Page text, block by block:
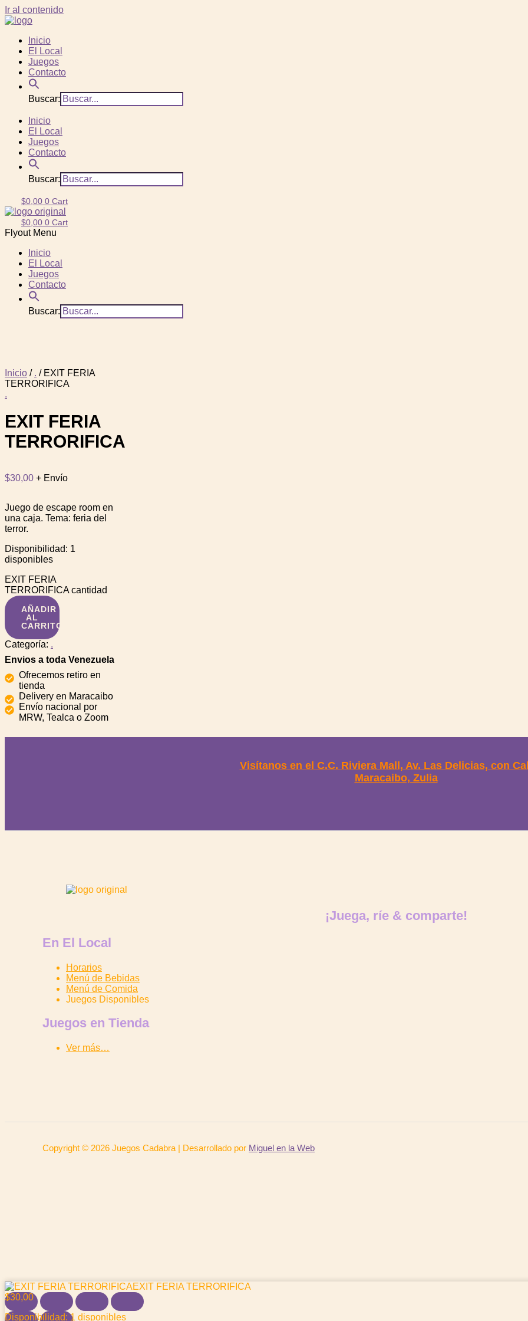
Ir al contenido
Inicio
El Local
Juegos
Contacto
Buscar:
Inicio
El Local
Juegos
Contacto
Buscar:
$0,00 0 Cart
$0,00 0 Cart
Flyout Menu
Inicio
El Local
Juegos
Contacto
Buscar:
Inicio / . / EXIT FERIA
TERRORIFICA
.
EXIT FERIA
TERRORIFICA
$30,00 + Envío
Juego de escape room en
una caja. Tema: feria del
terror.
Disponibilidad: 1
disponibles
EXIT FERIA
TERRORIFICA cantidad
AÑADIR
AL
CARRITO
Categoría: .
Envios a toda Venezuela
Ofrecemos retiro en
tienda
Delivery en Maracaibo
Envío nacional por
MRW, Tealca o Zoom
Visítanos en el C.C. Riviera Mall, Av. Las Delicias, con
Maracaibo, Zulia
¡Juega, ríe & comparte!
En El Local
Horarios
Menú de Bebidas
Menú de Comida
Juegos Disponibles
Juegos en Tienda
Ver más…
Copyright © 2026 Juegos Cadabra | Desarrollado por Miguel en la Web
EXIT FERIA TERRORIFICA
$30,00
Disponibilidad: 1 disponibles